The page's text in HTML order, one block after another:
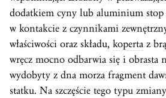
dodatkiem cyny lub aluminium stop
w kontakcie z czynnikami
właściwości oraz składu, koperta z
wręcz mocno odbarwia się i obrasta
wydobyty z dna morza fragment
statku. Na szczęście tego typu